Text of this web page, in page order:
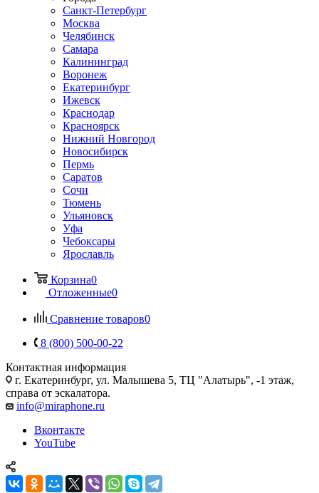
Санкт-Петербург
Москва
Челябинск
Самара
Калининград
Воронеж
Екатеринбург
Ижевск
Краснодар
Красноярск
Нижний Новгород
Новосибирск
Пермь
Саратов
Сочи
Тюмень
Ульяновск
Уфа
Чебоксары
Ярославль
Корзина0
Отложенные0
Сравнение товаров0
8 (800) 500-00-22
Контактная информация
г. Екатеринбург, ул. Малышева 5, ТЦ "Алатырь", -1 этаж,
справа от эскалатора.
info@miraphone.ru
Вконтакте
YouTube